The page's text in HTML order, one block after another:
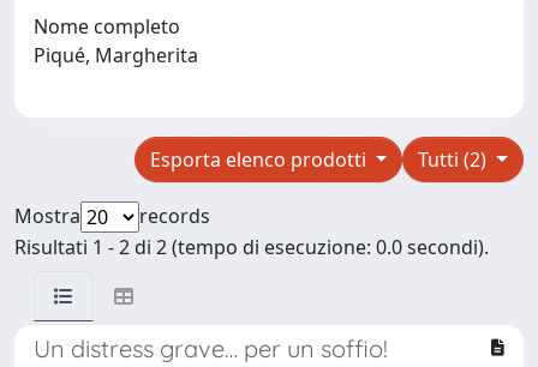
Nome completo
Piqué, Margherita
Tutti (2)
Esporta elenco prodotti
Mostra
records
Risultati 1 - 2 di 2 (tempo di esecuzione: 0.0 secondi).
Un distress grave… per un soffio!